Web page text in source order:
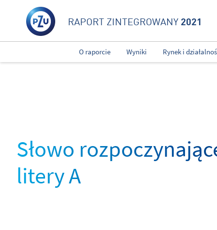
RAPORT ZINTEGROWANY 2021
O raporcie Wyniki Rynek i
Słowo
litery A